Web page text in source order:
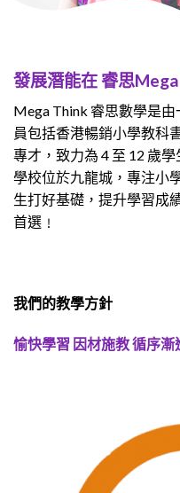
發展潛能在 睿思
Mega Think 睿思數學是
員包括香港暢銷小學教科
專才，致力為 4 至 12 歲
學校位於九龍城，專注小
生打好基礎，提升學習成
首選﹗
我們的教學方針
愉快學習 因材施教 循序